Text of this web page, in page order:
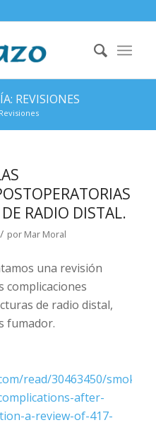
REVISIONES
Revisiones
RADIO DISTAL.
/ por Mar Moral
una revisión
complicaciones
de radio distal,
fumador.
read/30463450/smoking-
after-
a-review-of-417-